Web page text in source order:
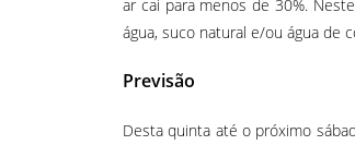
ar cai para menos de 30%.
água, suco natural e/ou água de
Previsão
Desta quinta até o próximo